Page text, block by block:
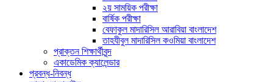
২য় সাময়িক পরীক্ষা
বার্ষিক পরীক্ষা
বেফাকুল মাদারিসিল আরাবিয়া বাংলাদেশ
তাহযীবুল মাদারিসিল কওমিয়া বাংলাদেশ
প্রাক্তন শিক্ষার্থীবৃন্দ
একাডেমিক ক্যালেন্ডার
প্রবন্ধ-নিবন্ধ